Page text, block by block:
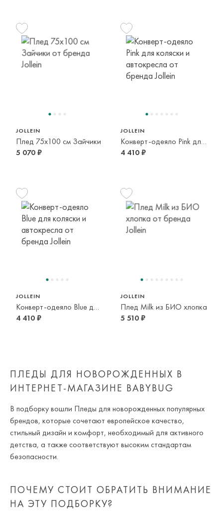
JOLLEIN
Плед 75x100 см Зайчики
5 070 ₽
JOLLEIN
Конверт-одеяло Pink для коляски и автокресла
4 410 ₽
JOLLEIN
Конверт-одеяло Blue для коляски и автокресла
4 410 ₽
JOLLEIN
Плед Milk из БИО хлопка
5 510 ₽
ПЛЕДЫ ДЛЯ НОВОРОЖДЕННЫХ В
ИНТЕРНЕТ-МАГАЗИНЕ BABYBUG
В подборку вошли Пледы для новорожденных популярных
брендов, которые сочетают европейское качество,
стильный дизайн и комфорт, необходимый для активного
детства, а также соответствуют высоким стандартам
безопасности.
ПОЧЕМУ СТОИТ ОБРАТИТЬ ВНИМАНИЕ
НА ЭТУ ПОДБОРКУ?